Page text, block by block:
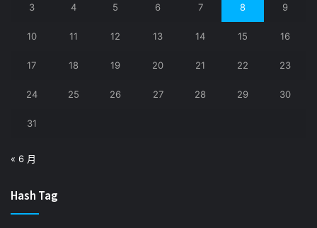
3 4 5 6 7 8 9
10 11 12 13 14 15 16
17 18 19 20 21 22 23
24 25 26 27 28 29 30
31
« 6 月
Hash Tag